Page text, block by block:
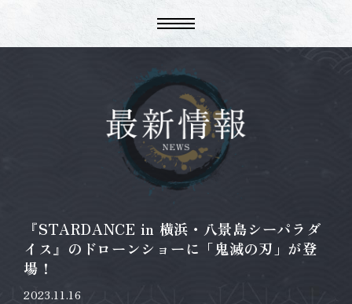
『STARDANCE in 横浜・八景島シーパラダ
イス』のドローンショーに「鬼滅の刃」が登
場！
2023.11.16